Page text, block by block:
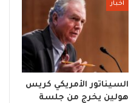
اخبار
السيناتور الأمريكي كريس
هولين يخرج من جلسة